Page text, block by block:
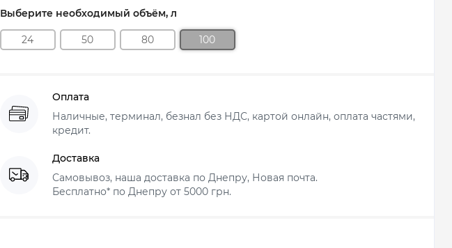
Выберите необходимый объём, л
24 50 80 100
Оплата
Наличные, терминал, безнал без НДС, картой онлайн, оплата частями,
кредит.
Доставка
Самовывоз, наша доставка по Днепру, Новая почта.
Бесплатно* по Днепру от 5000 грн.